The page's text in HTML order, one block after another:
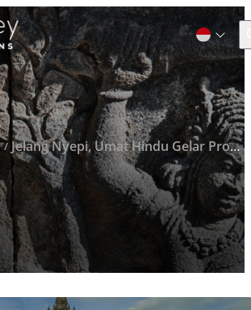
Jelang Nyepi, Umat Hindu Gelar Proses Tawur Agung Kesanga di Prambanan